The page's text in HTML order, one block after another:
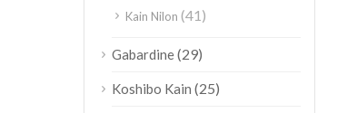
Kain Nilon (41)
Gabardine(29)
Koshibo Kain (25)